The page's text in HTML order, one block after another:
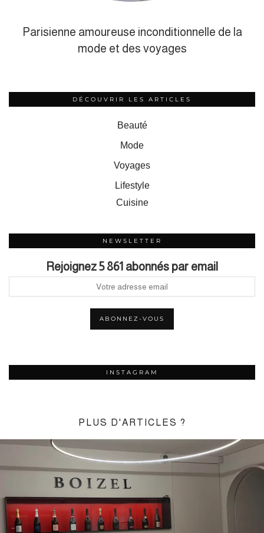
Parisienne amoureuse inconditionnelle de la
mode et des voyages
DÉCOUVRIR LES ARTICLES
Beauté
Mode
Voyages
Lifestyle
Cuisine
NEWSLETTER
Rejoignez 5 861 abonnés par email
INSTAGRAM
PLUS D'ARTICLES ?